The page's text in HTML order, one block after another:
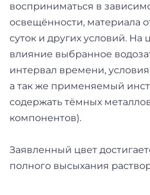
восприниматься в
освещённости, материала
суток и других условий. На
влияние выбранное
интервал времени,
а так же применяемый
содержать тёмных
компонентов).
Заявленный цвет
полного высыхания